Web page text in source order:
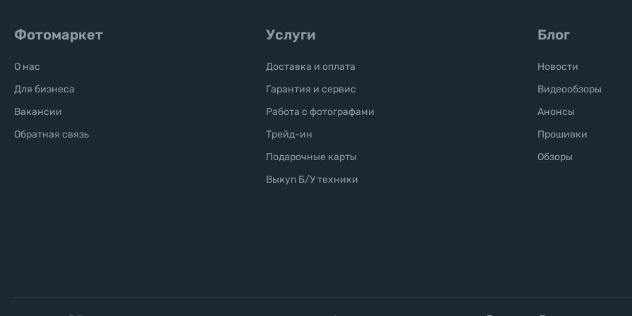
Фотомаркет
О нас
Для бизнеса
Вакансии
Обратная связь
Услуги
Доставка и оплата
Гарантия и сервис
Работа с фотографами
Трейд-ин
Подарочные карты
Выкуп Б/У техники
Блог
Новости
Видеообзоры
Анонсы
Прошивки
Обзоры